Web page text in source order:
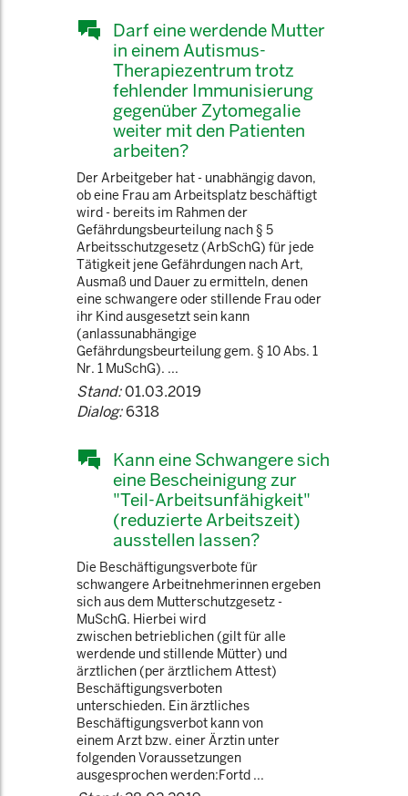
Darf eine werdende Mutter
in einem Autismus-
Therapiezentrum trotz
fehlender Immunisierung
gegenüber Zytomegalie
weiter mit den Patienten
arbeiten?
Der Arbeitgeber hat - unabhängig davon,
ob eine Frau am Arbeitsplatz beschäftigt
wird - bereits im Rahmen der
Gefährdungsbeurteilung nach § 5
Arbeitsschutzgesetz (ArbSchG) für jede
Tätigkeit jene Gefährdungen nach Art,
Ausmaß und Dauer zu ermitteln, denen
eine schwangere oder stillende Frau oder
ihr Kind ausgesetzt sein kann
(anlassunabhängige
Gefährdungsbeurteilung gem. § 10 Abs. 1
Nr. 1 MuSchG). ...
Stand:01.03.2019
Dialog:6318
Kann eine Schwangere sich
eine Bescheinigung zur
"Teil-Arbeitsunfähigkeit"
(reduzierte Arbeitszeit)
ausstellen lassen?
Die Beschäftigungsverbote für
schwangere Arbeitnehmerinnen ergeben
sich aus dem Mutterschutzgesetz -
MuSchG. Hierbei wird
zwischen betrieblichen (gilt für alle
werdende und stillende Mütter) und
ärztlichen (per ärztlichem Attest)
Beschäftigungsverboten
unterschieden. Ein ärztliches
Beschäftigungsverbot kann von
einem Arzt bzw. einer Ärztin unter
folgenden Voraussetzungen
ausgesprochen werden:Fortd ...